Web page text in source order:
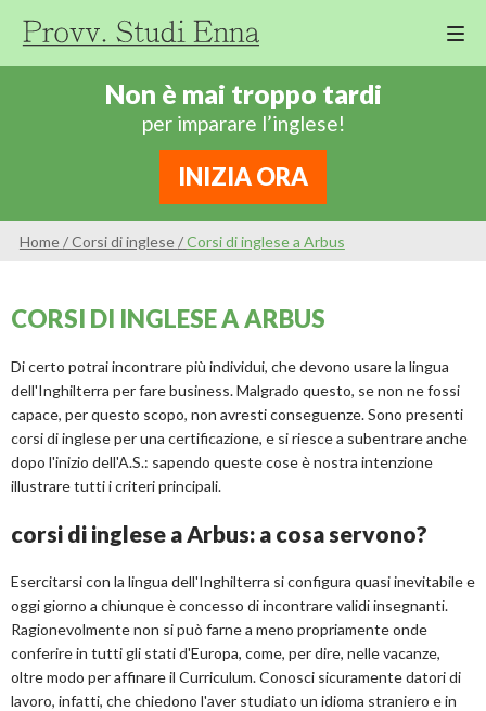
Non è mai troppo tardi
per imparare l’inglese!
INIZIA ORA
Home/Corsi di inglese/Corsi di inglese a Arbus
CORSI DI INGLESE A ARBUS
Di certo potrai incontrare più individui, che devono usare la lingua
dell'Inghilterra per fare business. Malgrado questo, se non ne fossi
capace, per questo scopo, non avresti conseguenze. Sono presenti
corsi di inglese per una certificazione, e si riesce a subentrare anche
dopo l'inizio dell'A.S.: sapendo queste cose è nostra intenzione
illustrare tutti i criteri principali.
corsi di inglese a Arbus: a cosa servono?
Esercitarsi con la lingua dell'Inghilterra si configura quasi inevitabile e
oggi giorno a chiunque è concesso di incontrare validi insegnanti.
Ragionevolmente non si può farne a meno propriamente onde
conferire in tutti gli stati d'Europa, come, per dire, nelle vacanze,
oltre modo per affinare il Curriculum. Conosci sicuramente datori di
lavoro, infatti, che chiedono l'aver studiato un idioma straniero e in